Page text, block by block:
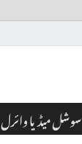
سوشل میڈیا وائرل